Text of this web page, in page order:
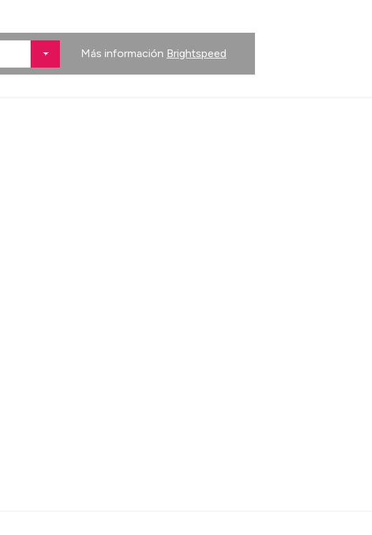
Más información Brightspeed